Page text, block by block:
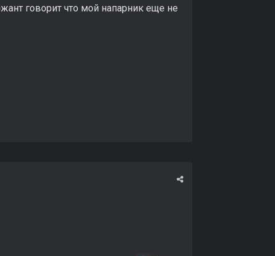
говорит что мой напарник еще не